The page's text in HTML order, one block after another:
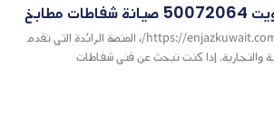
مرحباً بكم في موقعكم https://enjazkuwait.com/، المنصة الرائدة التي تقدم
والتجارية. إذا كنت تبحث عن فني شفاطات